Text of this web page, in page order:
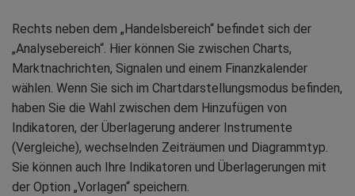
Rechts neben dem „Handelsbereich“ befindet sich der
„Analysebereich“. Hier können Sie zwischen Charts,
Marktnachrichten, Signalen und einem Finanzkalender
wählen. Wenn Sie sich im Chartdarstellungsmodus befinden,
haben Sie die Wahl zwischen dem Hinzufügen von
Indikatoren, der Überlagerung anderer Instrumente
(Vergleiche), wechselnden Zeiträumen und Diagrammtyp.
Sie können auch Ihre Indikatoren und Überlagerungen mit
der Option „Vorlagen“ speichern.